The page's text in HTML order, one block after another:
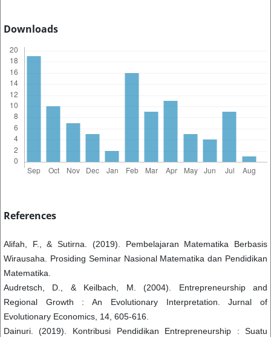
Downloads
References
Alifah, F., & Sutirna. (2019). Pembelajaran Matematika Berbasis
Wirausaha. Prosiding Seminar Nasional Matematika dan Pendidikan
Matematika.
Audretsch, D., & Keilbach, M. (2004). Entrepreneurship and
Regional Growth : An Evolutionary Interpretation. Jurnal of
Evolutionary Economics, 14, 605-616.
Dainuri. (2019). Kontribusi Pendidikan Entrepreneurship : Suatu